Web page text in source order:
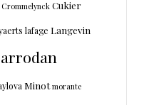
Crommelynck Cukier
lafage Langevin
Minot morante